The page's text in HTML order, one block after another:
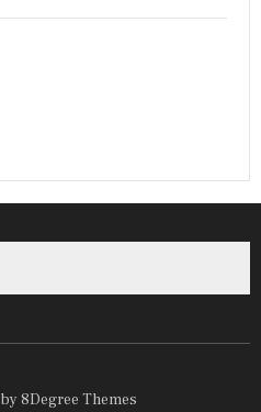
by 8Degree Themes